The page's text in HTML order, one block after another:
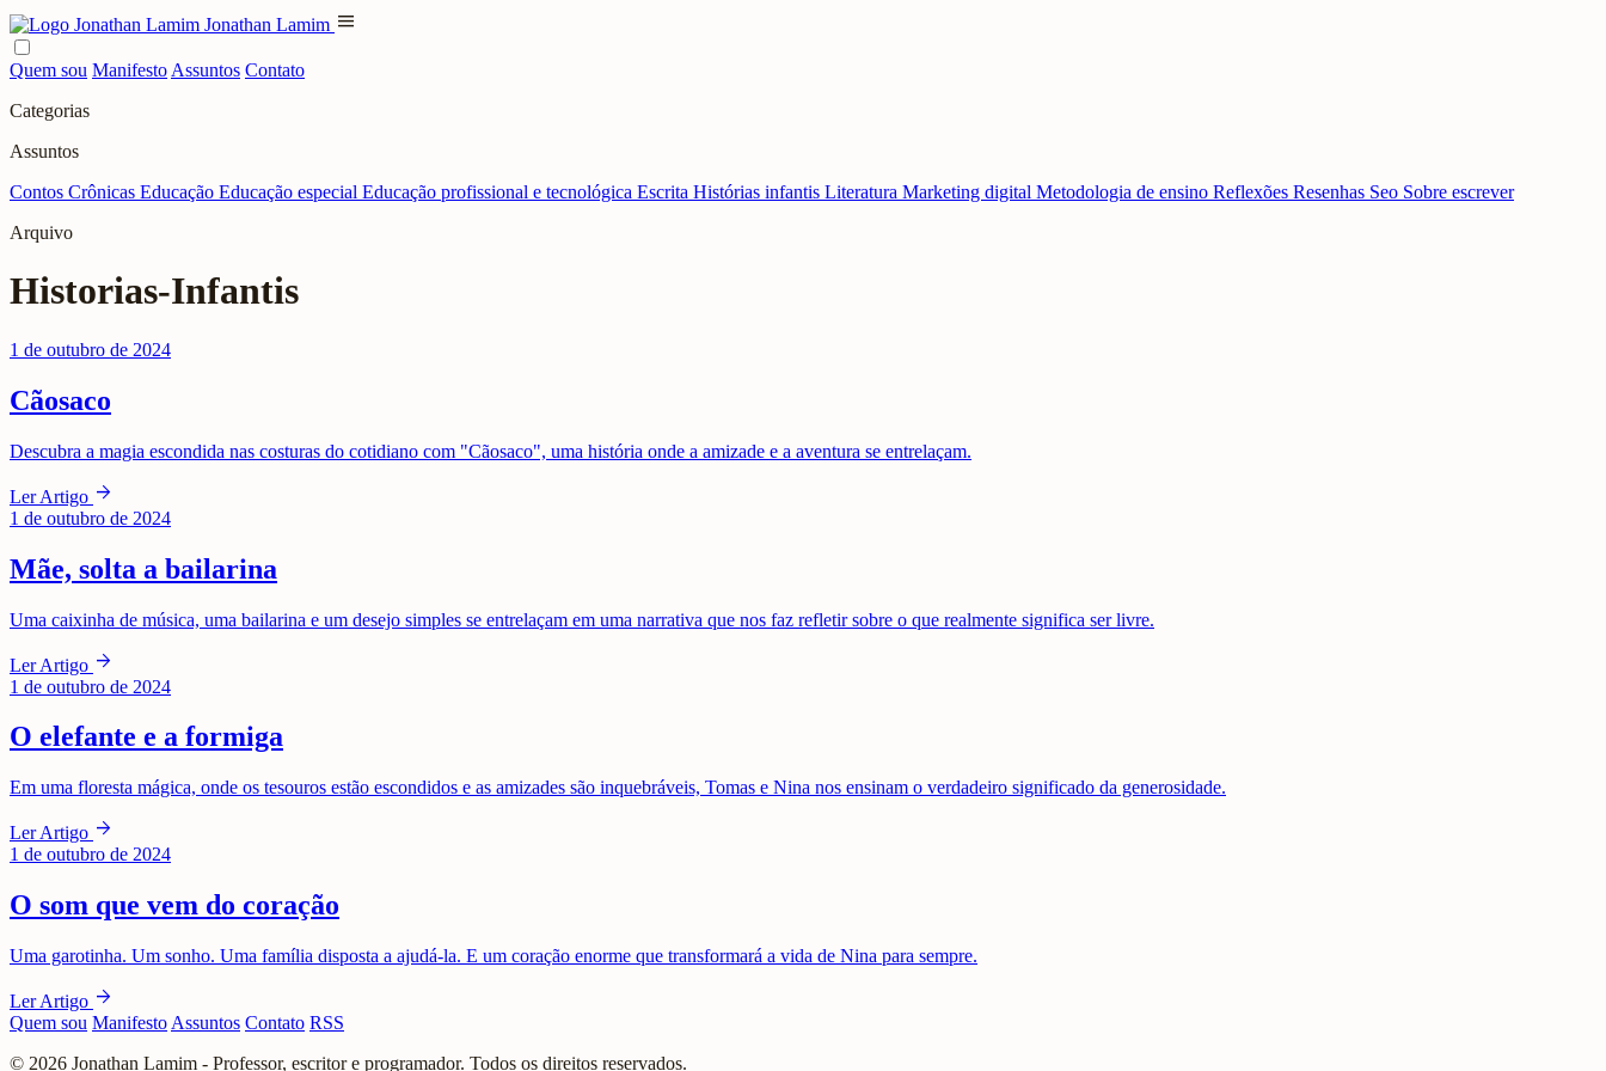
Jonathan Lamim menu
Quem sou Manifesto Assuntos Contato
Categorias
Assuntos
Contos Crônicas Educação Educação especial Educação profissional e tecnológica Escrita Histórias infantis Literatura Marketing digital Metodologia de ensino Reflexões Resenhas Seo Sobre escrever
Arquivo
Historias-Infantis
1 de outubro de 2024
Cãosaco
Descubra a magia escondida nas costuras do cotidiano com "Cãosaco", uma história onde a amizade e a aventura se entrelaçam.
Ler Artigo arrow_forward
1 de outubro de 2024
Mãe, solta a bailarina
Uma caixinha de música, uma bailarina e um desejo simples se entrelaçam em uma narrativa que nos faz refletir sobre o que realmente significa ser livre.
Ler Artigo arrow_forward
1 de outubro de 2024
O elefante e a formiga
Em uma floresta mágica, onde os tesouros estão escondidos e as amizades são inquebráveis, Tomas e Nina nos ensinam o verdadeiro significado da generosidade.
Ler Artigo arrow_forward
1 de outubro de 2024
O som que vem do coração
Uma garotinha. Um sonho. Uma família disposta a ajudá-la. E um coração enorme que transformará a vida de Nina para sempre.
Ler Artigo arrow_forward
Quem sou Manifesto Assuntos Contato RSS
© 2026 Jonathan Lamim - Professor, escritor e programador. Todos os direitos reservados.